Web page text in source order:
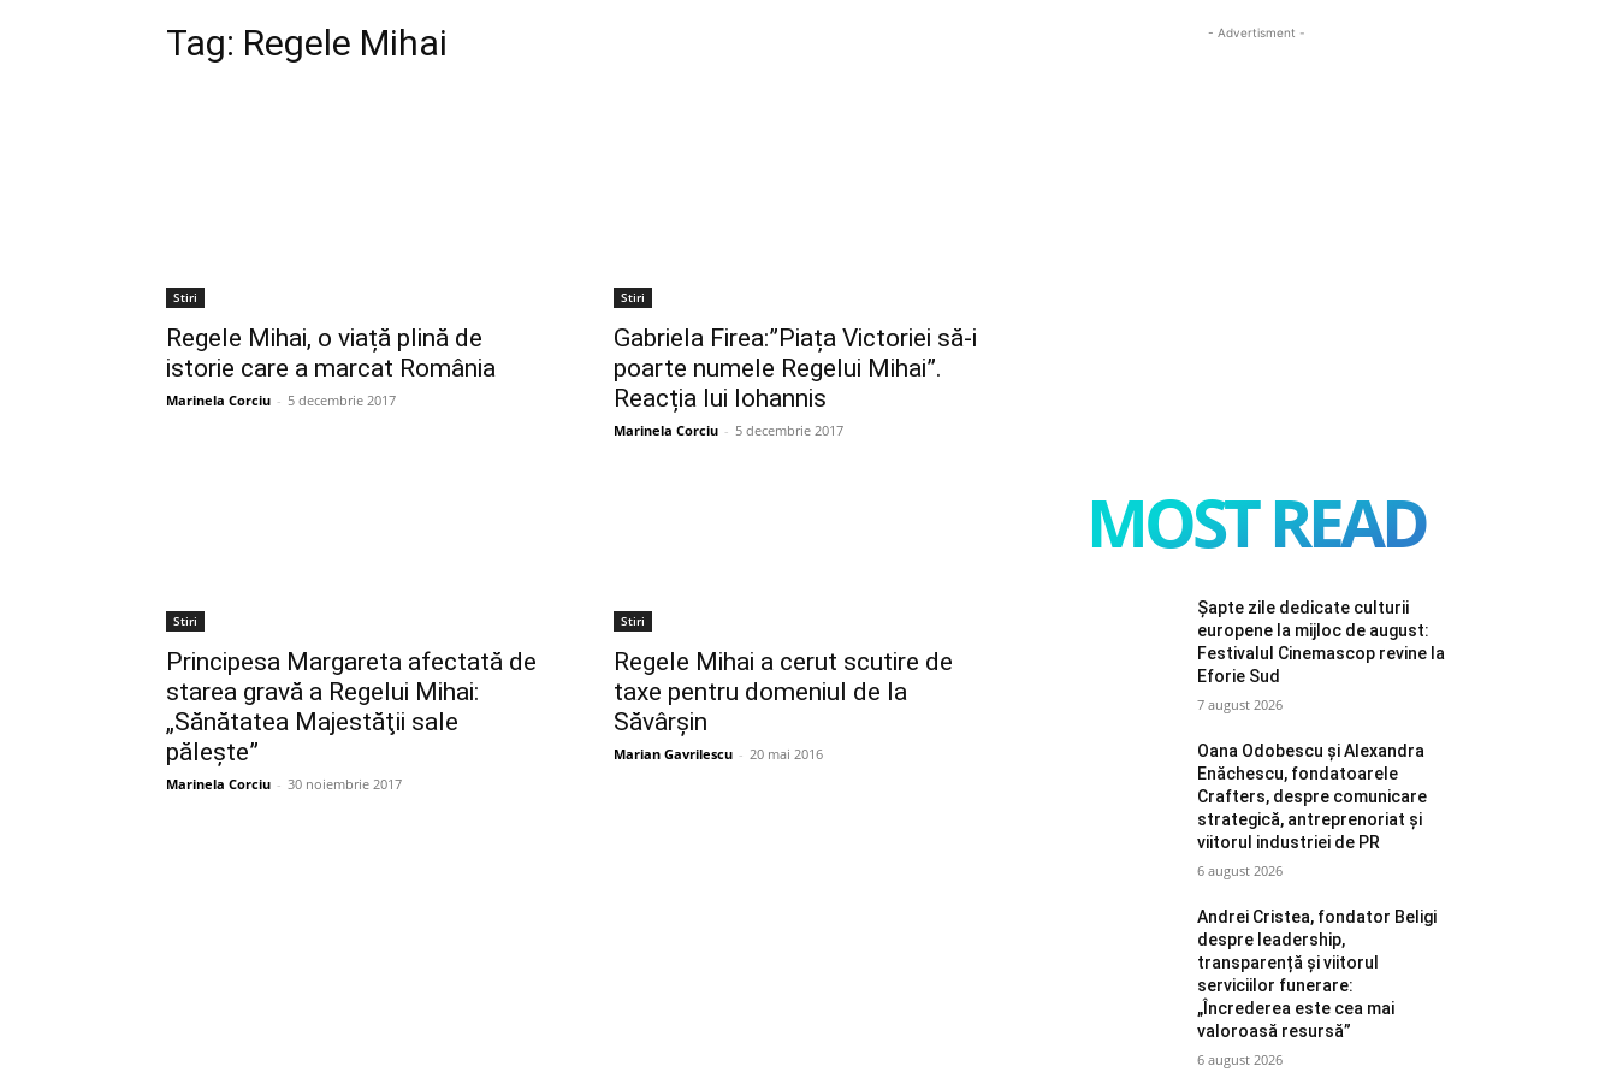
Tag: Regele Mihai
Stiri
Regele Mihai, o viață plină de
istorie care a marcat România
Marinela Corciu - 5 decembrie 2017
Stiri
Gabriela Firea:”Piața Victoriei să-i
poarte numele Regelui Mihai”.
Reacția lui Iohannis
Marinela Corciu - 5 decembrie 2017
Stiri
Principesa Margareta afectată de
starea gravă a Regelui Mihai:
„Sănătatea Majestăţii sale
păleşte”
Marinela Corciu - 30 noiembrie 2017
Stiri
Regele Mihai a cerut scutire de
taxe pentru domeniul de la
Săvârşin
Marian Gavrilescu - 20 mai 2016
- Advertisment -
MOST READ
Șapte zile dedicate culturii
europene la mijloc de august:
Festivalul Cinemascop revine la
Eforie Sud
7 august 2026
Oana Odobescu și Alexandra
Enăchescu, fondatoarele
Crafters, despre comunicare
strategică, antreprenoriat și
viitorul industriei de PR
6 august 2026
Andrei Cristea, fondator Beligi
despre leadership,
transparență și viitorul
serviciilor funerare:
„Încrederea este cea mai
valoroasă resursă”
6 august 2026